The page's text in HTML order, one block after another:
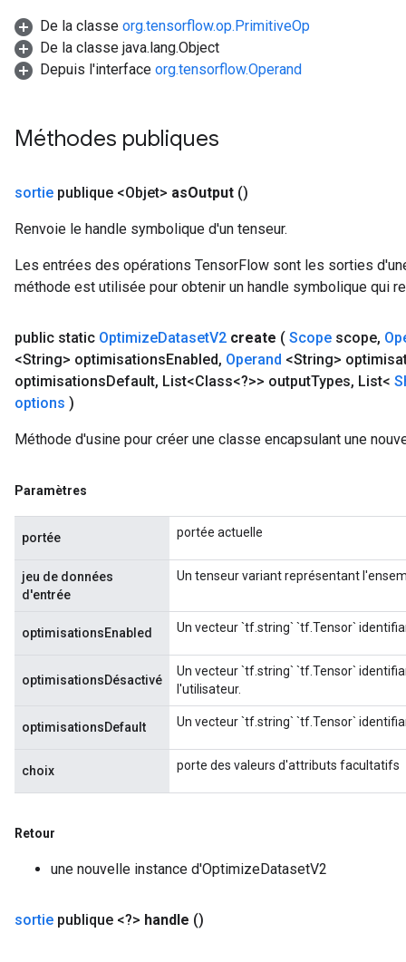
De la classe org.tensorflow.op.PrimitiveOp
De la classe java.lang.Object
Depuis l'interface org.tensorflow.Operand
Méthodes publiques
sortie publique <Objet> asOutput ()
Renvoie le handle symbolique d'un tenseur.
Les entrées des opérations TensorFlow sont les sorties
méthode est utilisée pour obtenir un handle symbolique qui
public static OptimizeDatasetV2 create ( Scope scope,
<String> optimisationsEnabled, Operand <String>
optimisationsDefault, List<Class<?>> outputTypes, List<
options )
Méthode d'usine pour créer une classe encapsulant une
Paramètres
portée portée actuelle
jeu de données
d'entrée
Un tenseur variant représentant
optimisationsEnabled Un vecteur `tf.string` `tf.Tensor`
optimisationsDésactivé
Un vecteur `tf.string` `tf.Tensor`
l'utilisateur.
optimisationsDefault Un vecteur `tf.string` `tf.Tensor`
choix porte des valeurs d'attributs facultatifs
Retour
une nouvelle instance d'OptimizeDatasetV2
sortie publique <?> handle ()